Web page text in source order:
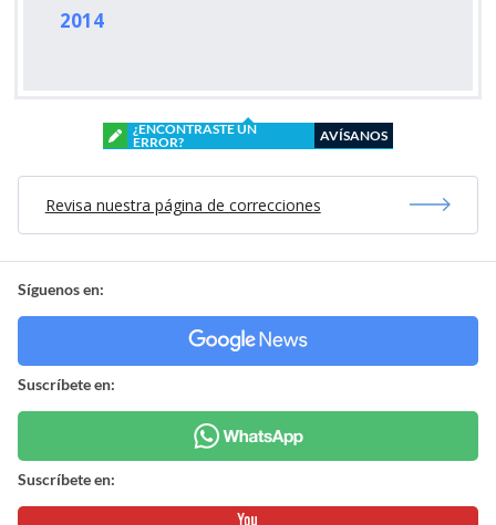
2014
¿ENCONTRASTE UN
ERROR?
AVÍSANOS
Revisa nuestra página de correcciones
Síguenos en:
Suscríbete en:
Suscríbete en: